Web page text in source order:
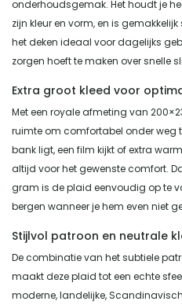
onderhoudsgemak. Het houdt je
zijn kleur en vorm, en is
het deken ideaal voor dagelijks
zorgen hoeft te maken over snelle
Extra groot kleed voor
Met een royale afmeting van
ruimte om comfortabel onder weg
bank ligt, een film kijkt of extra
altijd voor het gewenste comfort.
gram is de plaid eenvoudig op te
bergen wanneer je hem even niet
Stijlvol patroon en neutrale
De combinatie van het subtiele
maakt deze plaid tot een echte
moderne, landelijke,